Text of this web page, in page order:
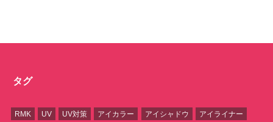
タグ
RMK UV UV対策 アイカラー アイシャドウ
アイライナー